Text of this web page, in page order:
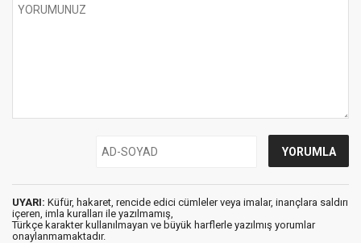
UYARI: Küfür, hakaret, rencide edici cümleler veya imalar, inançlara saldırı
içeren, imla kuralları ile yazılmamış,
Türkçe karakter kullanılmayan ve büyük harflerle yazılmış yorumlar
onaylanmamaktadır.